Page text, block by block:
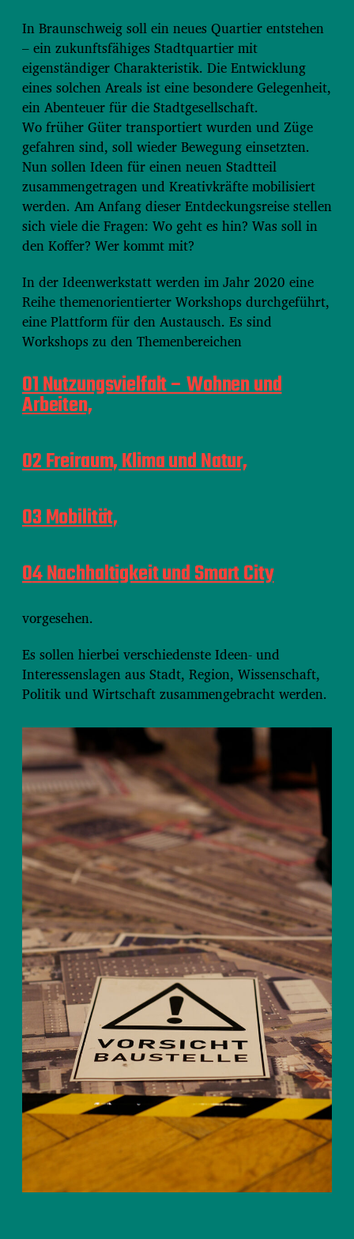
In Braunschweig soll ein neues Quartier entstehen
– ein zukunftsfähiges Stadtquartier mit
eigenständiger Charakteristik. Die Entwicklung
eines solchen Areals ist eine besondere Gelegenheit,
ein Abenteuer für die Stadtgesellschaft.
Wo früher Güter transportiert wurden und Züge
gefahren sind, soll wieder Bewegung einsetzten.
Nun sollen Ideen für einen neuen Stadtteil
zusammengetragen und Kreativkräfte mobilisiert
werden. Am Anfang dieser Entdeckungsreise stellen
sich viele die Fragen: Wo geht es hin? Was soll in
den Koffer? Wer kommt mit?
In der Ideenwerkstatt werden im Jahr 2020 eine
Reihe themenorientierter Workshops durchgeführt,
eine Plattform für den Austausch. Es sind
Workshops zu den Themenbereichen
01 Nutzungsvielfalt – Wohnen und
Arbeiten,
02 Freiraum, Klima und Natur,
03 Mobilität,
04 Nachhaltigkeit und Smart City
vorgesehen.
Es sollen hierbei verschiedenste Ideen- und
Interessenslagen aus Stadt, Region, Wissenschaft,
Politik und Wirtschaft zusammengebracht werden.